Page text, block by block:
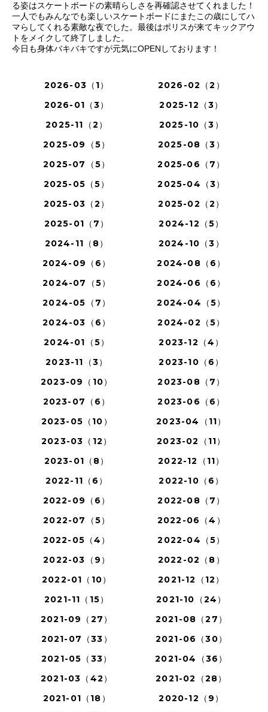
る姿はスケートボードの素晴らしさを再確認させてくれました！
一人でもみんなでも楽しいスケートボードにまたこの歳にしてハ
マらしてくれる素敵な夜でした。最後はポリスが来てキックアウ
トをメイクして終了しました。
今日も身体バキバキですが元気にOPENしております！
2026-03（1）
2026-02（2）
2026-01（3）
2025-12（3）
2025-11（2）
2025-10（3）
2025-09（5）
2025-08（3）
2025-07（5）
2025-06（7）
2025-05（5）
2025-04（3）
2025-03（2）
2025-02（2）
2025-01（7）
2024-12（5）
2024-11（8）
2024-10（3）
2024-09（6）
2024-08（6）
2024-07（5）
2024-06（6）
2024-05（7）
2024-04（5）
2024-03（6）
2024-02（5）
2024-01（5）
2023-12（4）
2023-11（3）
2023-10（6）
2023-09（10）
2023-08（7）
2023-07（6）
2023-06（6）
2023-05（10）
2023-04（11）
2023-03（12）
2023-02（11）
2023-01（8）
2022-12（11）
2022-11（6）
2022-10（6）
2022-09（6）
2022-08（7）
2022-07（5）
2022-06（4）
2022-05（4）
2022-04（5）
2022-03（9）
2022-02（8）
2022-01（10）
2021-12（12）
2021-11（15）
2021-10（24）
2021-09（27）
2021-08（27）
2021-07（33）
2021-06（30）
2021-05（33）
2021-04（36）
2021-03（42）
2021-02（28）
2021-01（18）
2020-12（9）